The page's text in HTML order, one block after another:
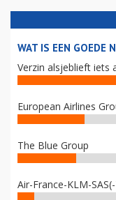
WAT IS EEN GOEDE
Verzin alsjeblieft iets
European Airlines
The Blue Group
Air-France-KLM-